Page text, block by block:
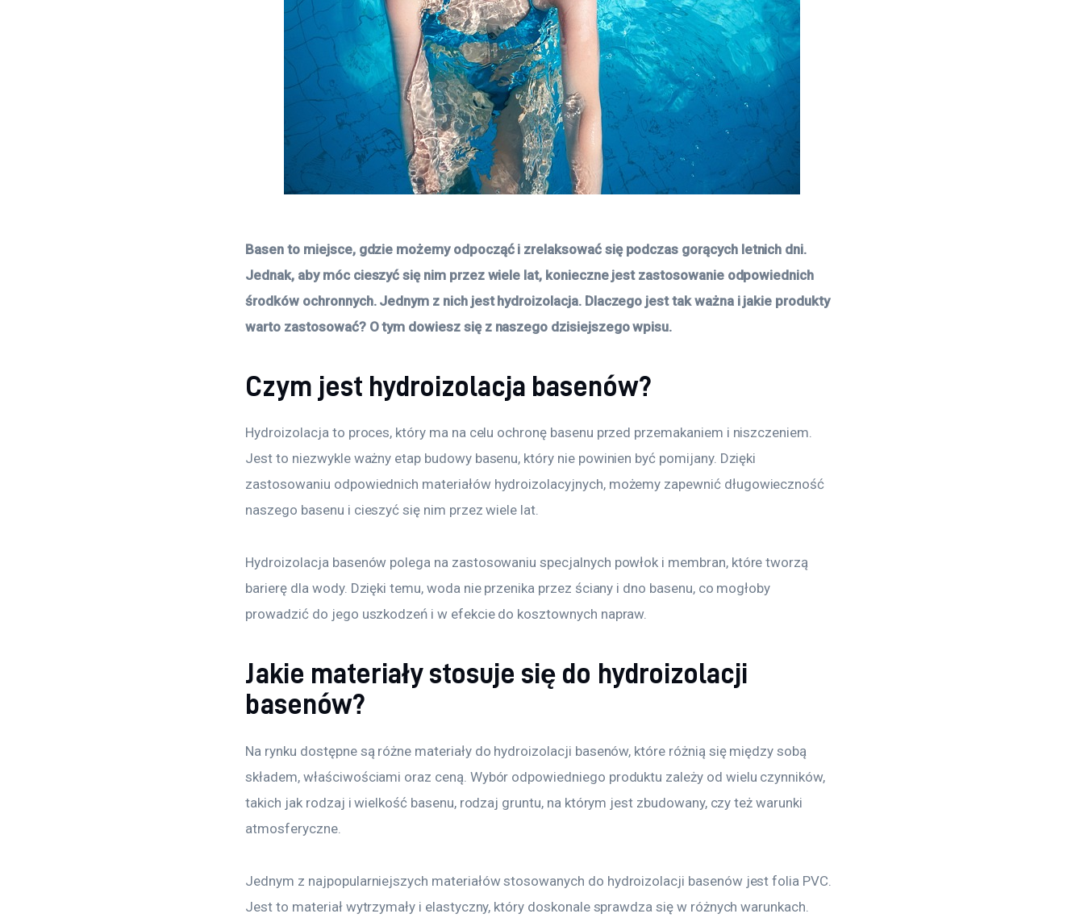
Basen to miejsce, gdzie możemy odpocząć i zrelaksować się podczas gorących letnich dni.
Jednak, aby móc cieszyć się nim przez wiele lat, konieczne jest zastosowanie odpowiednich
środków ochronnych. Jednym z nich jest hydroizolacja. Dlaczego jest tak ważna i jakie produkty
warto zastosować? O tym dowiesz się z naszego dzisiejszego wpisu.
Czym jest hydroizolacja basenów?
Hydroizolacja to proces, który ma na celu ochronę basenu przed przemakaniem i niszczeniem.
Jest to niezwykle ważny etap budowy basenu, który nie powinien być pomijany. Dzięki
zastosowaniu odpowiednich materiałów hydroizolacyjnych, możemy zapewnić długowieczność
naszego basenu i cieszyć się nim przez wiele lat.
Hydroizolacja basenów polega na zastosowaniu specjalnych powłok i membran, które tworzą
barierę dla wody. Dzięki temu, woda nie przenika przez ściany i dno basenu, co mogłoby
prowadzić do jego uszkodzeń i w efekcie do kosztownych napraw.
Jakie materiały stosuje się do hydroizolacji
basenów?
Na rynku dostępne są różne materiały do hydroizolacji basenów, które różnią się między sobą
składem, właściwościami oraz ceną. Wybór odpowiedniego produktu zależy od wielu czynników,
takich jak rodzaj i wielkość basenu, rodzaj gruntu, na którym jest zbudowany, czy też warunki
atmosferyczne.
Jednym z najpopularniejszych materiałów stosowanych do hydroizolacji basenów jest folia PVC.
Jest to materiał wytrzymały i elastyczny, który doskonale sprawdza się w różnych warunkach.